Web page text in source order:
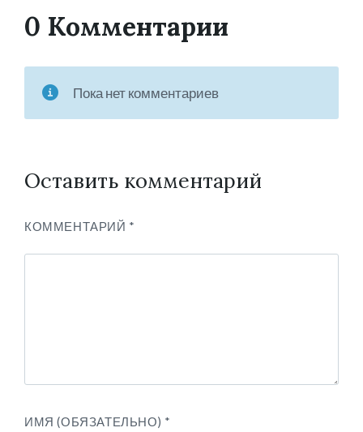
0 Комментарии
Пока нет комментариев
Оставить комментарий
КОММЕНТАРИЙ *
ИМЯ (ОБЯЗАТЕЛЬНО) *